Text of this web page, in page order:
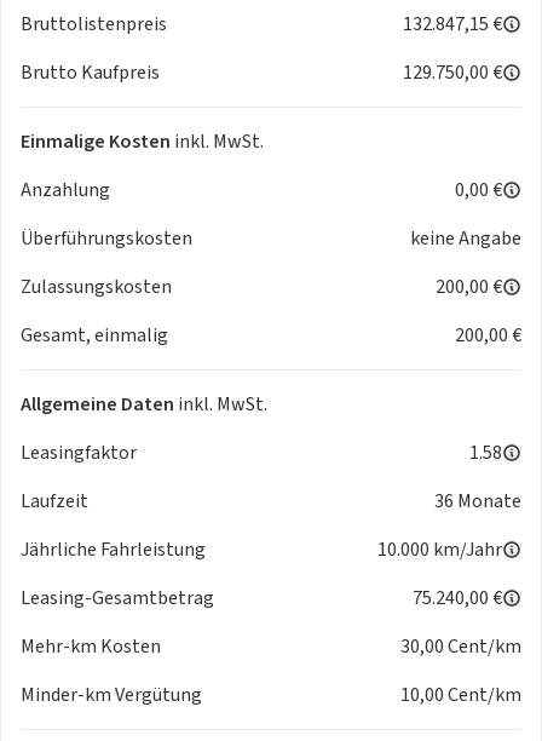
Lenkradheizung, Spoiler
- (2RA) Schriftzug 911
- (95B) Radnabenabdeckungen mit farbigem Porsche
- (1G8) Reifendichtmittel mit elektrischem Kompressor
- (3UG) Hintersitzanlage
- (8VH) Exclusive Design Heckleuchten
... Änderungen, Zwischenverkauf und Irrtümer vorbehalten.
by dotzilla
Bruttolistenpreis
132.847,15 €
Brutto Kaufpreis
129.750,00 €
Einmalige Kosten inkl. MwSt.
Anzahlung
0,00 €
Überführungskosten
keine Angabe
Zulassungskosten
200,00 €
Gesamt, einmalig
200,00 €
Allgemeine Daten inkl. MwSt.
Leasingfaktor
1.58
Laufzeit
36 Monate
Jährliche Fahrleistung
10.000 km/Jahr
Leasing-Gesamtbetrag
75.240,00 €
Mehr-km Kosten
30,00 Cent/km
Minder-km Vergütung
10,00 Cent/km